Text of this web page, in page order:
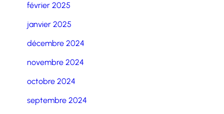
février 2025
janvier 2025
décembre 2024
novembre 2024
octobre 2024
septembre 2024